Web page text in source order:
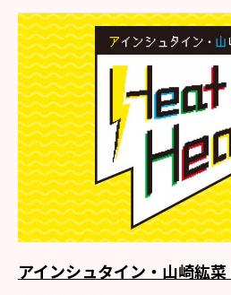
アインシュタイン・山崎紘